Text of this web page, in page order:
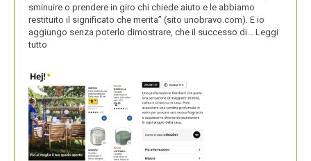
sminuire o prendere in giro chi chiede aiuto e le abbiamo
restituito il significato che merita” (sito unobravo.com). E io
aggiungo senza poterlo dimostrare, che il successo di… Leggi
tutto